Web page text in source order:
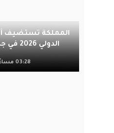
المملكة تستضيف
الدولي 2026 في جدة بمشاركة 19 دولة
03:28 مساءً, 29 Jul 2026